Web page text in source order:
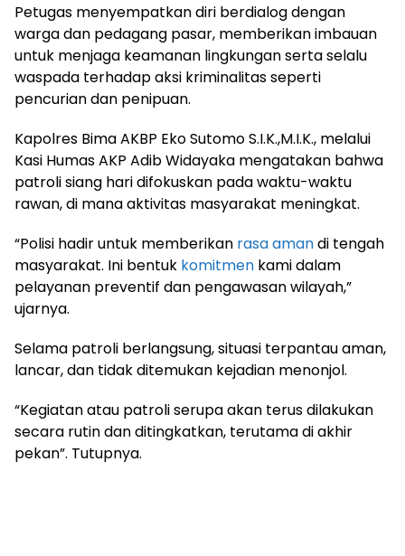
Petugas menyempatkan diri berdialog dengan
warga dan pedagang pasar, memberikan imbauan
untuk menjaga keamanan lingkungan serta selalu
waspada terhadap aksi kriminalitas seperti
pencurian dan penipuan.
Kapolres Bima AKBP Eko Sutomo S.I.K.,M.I.K., melalui
Kasi Humas AKP Adib Widayaka mengatakan bahwa
patroli siang hari difokuskan pada waktu-waktu
rawan, di mana aktivitas masyarakat meningkat.
“Polisi hadir untuk memberikan rasa amandi tengah
masyarakat. Ini bentuk komitmen kami dalam
pelayanan preventif dan pengawasan wilayah,”
ujarnya.
Selama patroli berlangsung, situasi terpantau aman,
lancar, dan tidak ditemukan kejadian menonjol.
“Kegiatan atau patroli serupa akan terus dilakukan
secara rutin dan ditingkatkan, terutama di akhir
pekan”. Tutupnya.